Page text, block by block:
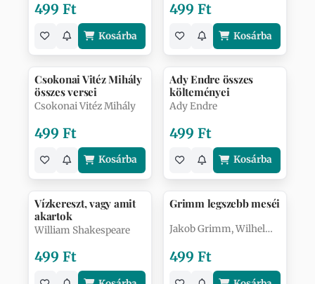
499 Ft
Kosárba
499 Ft
Kosárba
Csokonai Vitéz Mihály
összes versei
Csokonai Vitéz Mihály
499 Ft
Kosárba
Ady Endre összes
költeményei
Ady Endre
499 Ft
Kosárba
Vízkereszt, vagy amit
akartok
William Shakespeare
499 Ft
Grimm legszebb meséi
Jakob Grimm, Wilhelm Grimm
499 Ft